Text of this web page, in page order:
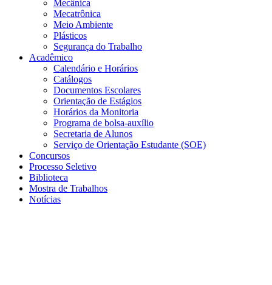
Mecânica
Mecatrônica
Meio Ambiente
Plásticos
Segurança do Trabalho
Acadêmico
Calendário e Horários
Catálogos
Documentos Escolares
Orientação de Estágios
Horários da Monitoria
Programa de bolsa-auxílio
Secretaria de Alunos
Serviço de Orientação Estudante (SOE)
Concursos
Processo Seletivo
Biblioteca
Mostra de Trabalhos
Notícias